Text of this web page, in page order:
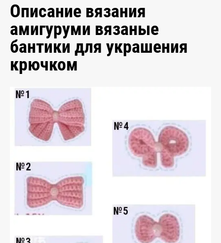
Описание вязания
амигуруми вязаные
бантики для украшения
крючком